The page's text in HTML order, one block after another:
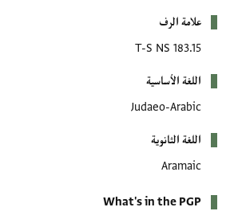
علامة الرف
T-S NS 183.15
اللغة الأساسية
Judaeo-Arabic
اللغة الثانوية
Aramaic
What's in the PGP